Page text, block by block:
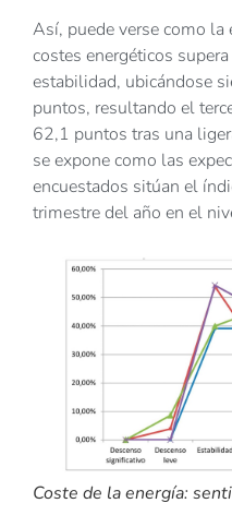
Así, puede verse como
costes energéticos
estabilidad, ubicándose
puntos, resultando el
62,1 puntos tras una
se expone como las
encuestados sitúan el
trimestre del año en el
Coste de la energía: